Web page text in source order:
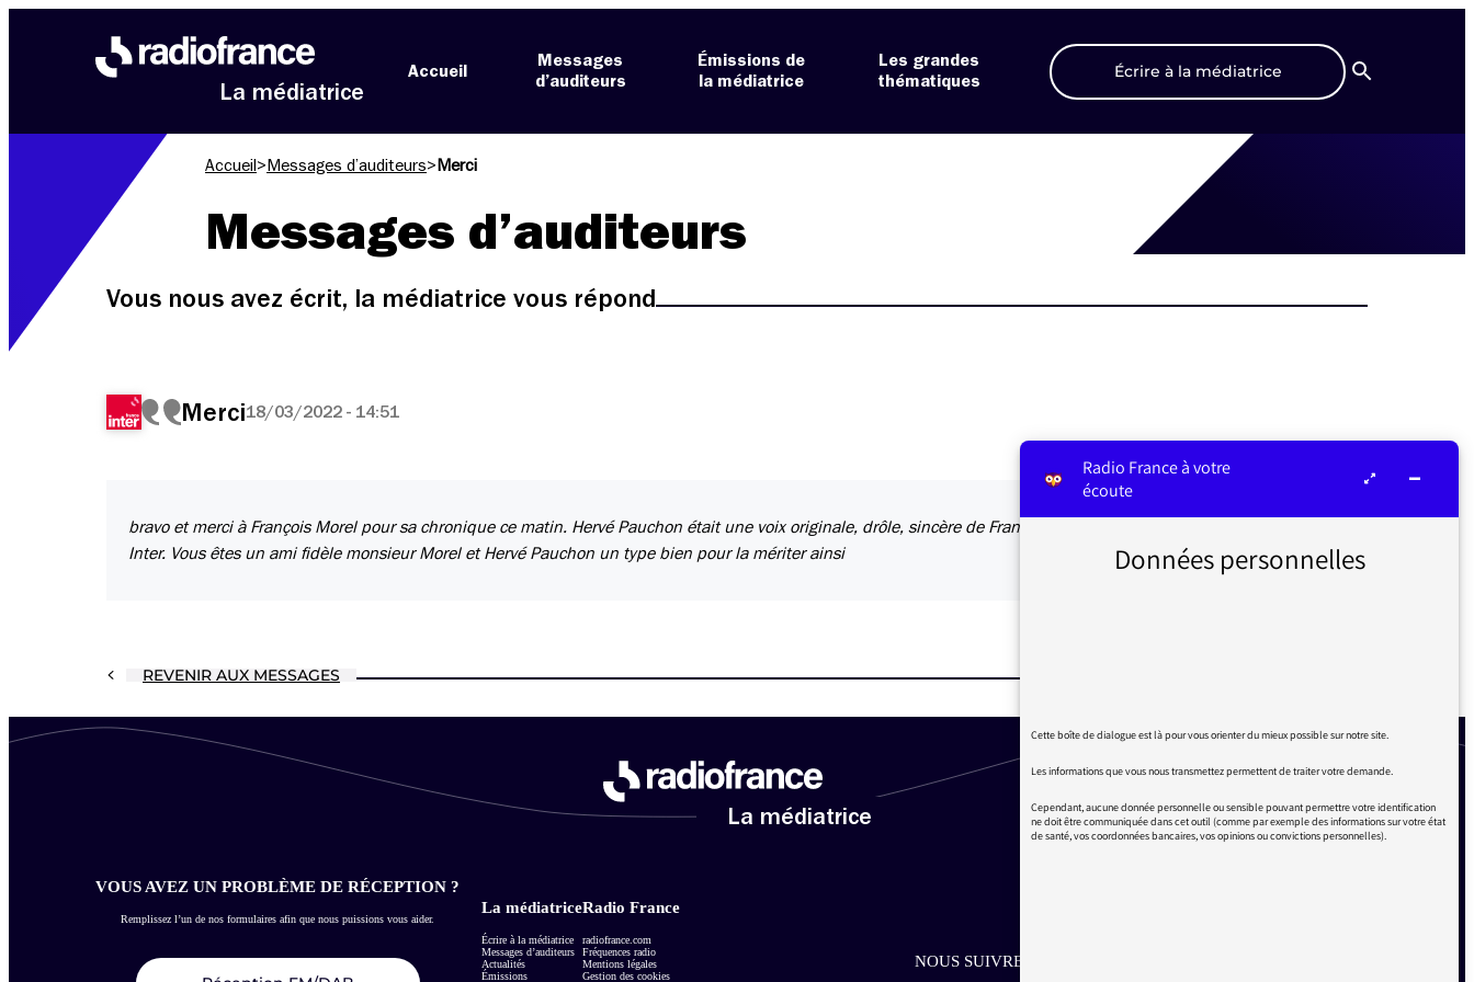
La médiatrice
Accueil
Messages
d’auditeurs
Émissions de
la médiatrice
Les grandes
thématiques
Écrire à la médiatrice
Recherche
Accueil > Messages d’auditeurs> Merci
Messages d’auditeurs
Vous nous avez écrit, la médiatrice vous répond
Merci18/03/2022 - 14:51
bravo et merci à François Morel pour sa chronique ce matin. Hervé Pauchon était une voix originale, drôle, sincère de France
Inter. Vous êtes un ami fidèle monsieur Morel et Hervé Pauchon un type bien pour la mériter ainsi
REVENIR AUX MESSAGES
La médiatrice
VOUS AVEZ UN PROBLÈME DE RÉCEPTION ?
Remplissez l’un de nos formulaires afin que nous puissions vous aider.
La médiatrice
Écrire à la médiatrice
Messages d’auditeurs
Actualités
Émissions
Radio France
radiofrance.com
Fréquences radio
Mentions légales
Gestion des cookies
NOUS SUIVRE SUR LES RÉSEAUX
Radio France à votre
écoute
Données personnelles
Cette boîte de dialogue est là pour vous orienter du mieux possible sur notre site.
Les informations que vous nous transmettez permettent de traiter votre demande.
Cependant, aucune donnée personnelle ou sensible pouvant permettre votre identification
ne doit être communiquée dans cet outil (comme par exemple des informations sur votre état
de santé, vos coordonnées bancaires, vos opinions ou convictions personnelles).